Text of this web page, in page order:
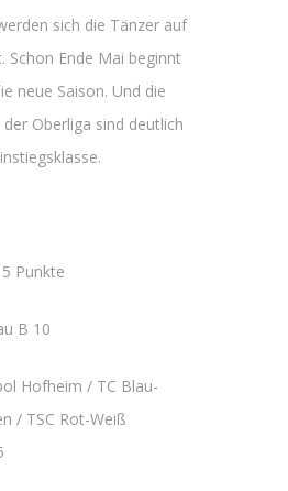
sich die Tänzer auf
Schon Ende Mai beginnt
neue Saison. Und die
Oberliga sind deutlich
Punkte
B 10
Hofheim / TC Blau-
/ TSC Rot-Weiß